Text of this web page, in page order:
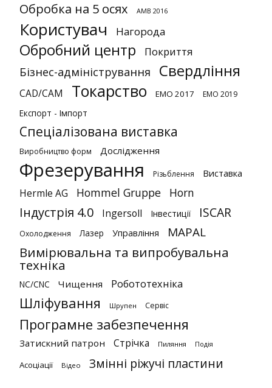
Обробка на 5 осях AMB 2016
Користувач Нагорода
Обробний центр Покриття
Бізнес-адміністрування Свердління
CAD/CAM Токарство EMO 2017 EMO 2019
Експорт - Імпорт
Спеціалізована виставка
Виробництво форм Дослідження
Фрезерування Різьблення Виставка
Hermle AG Hommel Gruppe Horn
Індустрія 4.0 Ingersoll Інвестиції ISCAR
Охолодження Лазер Управління MAPAL
Вимірювальна та випробувальна
техніка
NC/CNC Чищення Робототехніка
Шліфування Шрупен Сервіс
Програмне забезпечення
Затискний патрон Стрічка Пиляння Подія
Асоціації Відео Змінні ріжучі пластини